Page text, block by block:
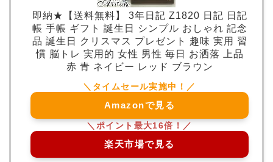
即納★【送料無料】 3年日記 Z1820 日記 日記
帳 手帳 ギフト 誕生日 シンプル おしゃれ 記念
品 誕生日 クリスマス プレゼント 趣味 実用 習
慣 脳トレ 実用的 女性 男性 毎日 お洒落 上品
赤 青 ネイビー レッド ブラウン
Amazonで見る
楽天市場で見る